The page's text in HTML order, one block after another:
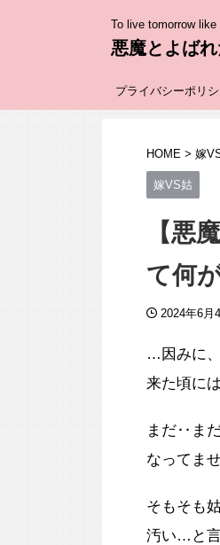
To live tomorrow
悪魔とよば
プライバシーポリ
HOME > 嫁
嫁VS姑
【悪
て何
2024年6月
…因みに
来た頃には
まだ‥ま
なってま
そもそも
汚い…と